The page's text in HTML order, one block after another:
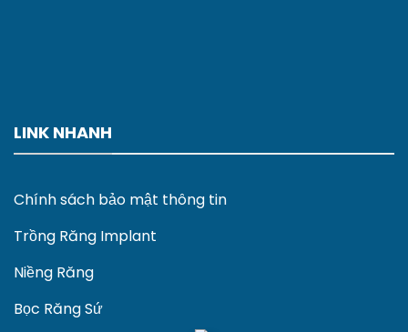
LINK NHANH
Chính sách bảo mật thông tin
Trồng Răng Implant
Niềng Răng
Bọc Răng Sứ